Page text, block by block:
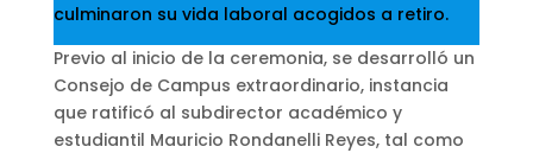
culminaron su vida laboral acogidos a retiro.
Previo al inicio de la ceremonia, se desarrolló un
Consejo de Campus extraordinario, instancia
que ratificó al subdirector académico y
estudiantil Mauricio Rondanelli Reyes, tal como